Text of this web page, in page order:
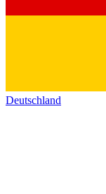
Deutschland